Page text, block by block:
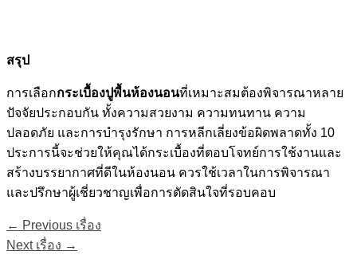
สรุป
การเลือกกระเบื้องปูพื้นห้องนอนที่เหมาะสมต้องพิจารณาหลาย
ปัจจัยประกอบกัน ทั้งความสวยงาม ความทนทาน ความ
ปลอดภัย และการบำรุงรักษา การหลีกเลี่ยงข้อผิดพลาดทั้ง 10
ประการนี้จะช่วยให้คุณได้กระเบื้องที่ตอบโจทย์การใช้งานและ
สร้างบรรยากาศที่ดีในห้องนอน ควรใช้เวลาในการพิจารณา
และปรึกษาผู้เชี่ยวชาญเพื่อการตัดสินใจที่รอบคอบ
← Previous เรื่อง
Next เรื่อง →